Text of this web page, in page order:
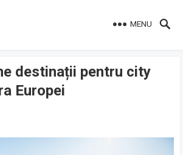
MENU
destinații pentru city
Europei